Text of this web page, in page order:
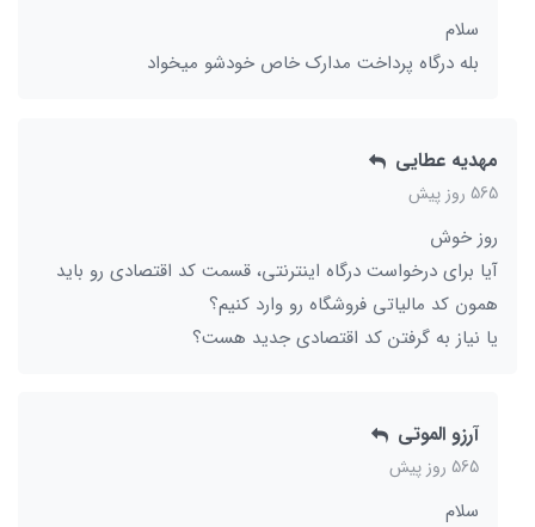
سلام
بله درگاه پرداخت مدارک خاص خودشو میخواد
مهدیه عطایی
565 روز پیش
روز خوش
آیا برای درخواست درگاه اینترنتی، قسمت کد اقتصادی رو باید
همون کد مالیاتی فروشگاه رو وارد کنیم؟
یا نیاز به گرفتن کد اقتصادی جدید هست؟
آرزو الموتی
565 روز پیش
سلام